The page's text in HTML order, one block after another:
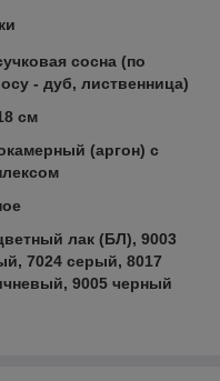
сосна (по
- дуб, лиственница)
см
(аргон) с
лак (БЛ), 9003
7024 серый, 8017
9005 черный